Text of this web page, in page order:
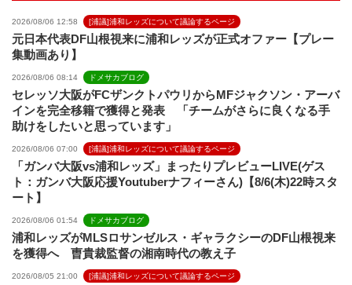
2026/08/06 12:58 [浦議]浦和レッズについて議論するページ
元日本代表DF山根視来に浦和レッズが正式オファー【プレー
集動画あり】
2026/08/06 08:14 ドメサカブログ
セレッソ大阪がFCザンクトパウリからMFジャクソン・アーバ
インを完全移籍で獲得と発表 「チームがさらに良くなる手
助けをしたいと思っています」
2026/08/06 07:00 [浦議]浦和レッズについて議論するページ
「ガンバ大阪vs浦和レッズ」まったりプレビューLIVE(ゲス
ト：ガンバ大阪応援Youtuberナフィーさん)【8/6(木)22時スタ
ート】
2026/08/06 01:54 ドメサカブログ
浦和レッズがMLSロサンゼルス・ギャラクシーのDF山根視来
を獲得へ 曺貴裁監督の湘南時代の教え子
2026/08/05 21:00 [浦議]浦和レッズについて議論するページ